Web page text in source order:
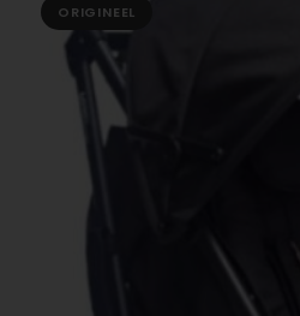
ORIGINEEL